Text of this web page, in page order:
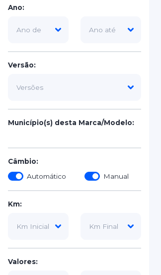
Ano:
Versão:
Município(s) desta Marca/Modelo:
Câmbio:
Automático
Manual
Km:
Valores: